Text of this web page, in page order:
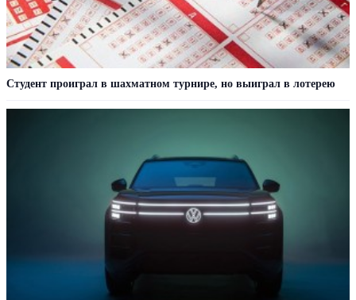
Студент проиграл в шахматном турнире, но выиграл в лотерею